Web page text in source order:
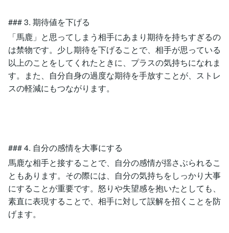
### 3. 期待値を下げる
「馬鹿」と思ってしまう相手にあまり期待を持ちすぎるの
は禁物です。少し期待を下げることで、相手が思っている
以上のことをしてくれたときに、プラスの気持ちになれま
す。また、自分自身の過度な期待を手放すことが、ストレ
スの軽減にもつながります。
### 4. 自分の感情を大事にする
馬鹿な相手と接することで、自分の感情が揺さぶられるこ
ともあります。その際には、自分の気持ちをしっかり大事
にすることが重要です。怒りや失望感を抱いたとしても、
素直に表現することで、相手に対して誤解を招くことを防
げます。